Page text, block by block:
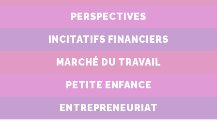
PERSPECTIVES
INCITATIFS FINANCIERS
MARCHÉ DU TRAVAIL
PETITE ENFANCE
ENTREPRENEURIAT